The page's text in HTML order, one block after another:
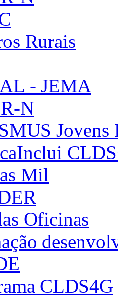
Rurais
- JEMA
N
Jovens
Mil
Oficinas
CLDS4G